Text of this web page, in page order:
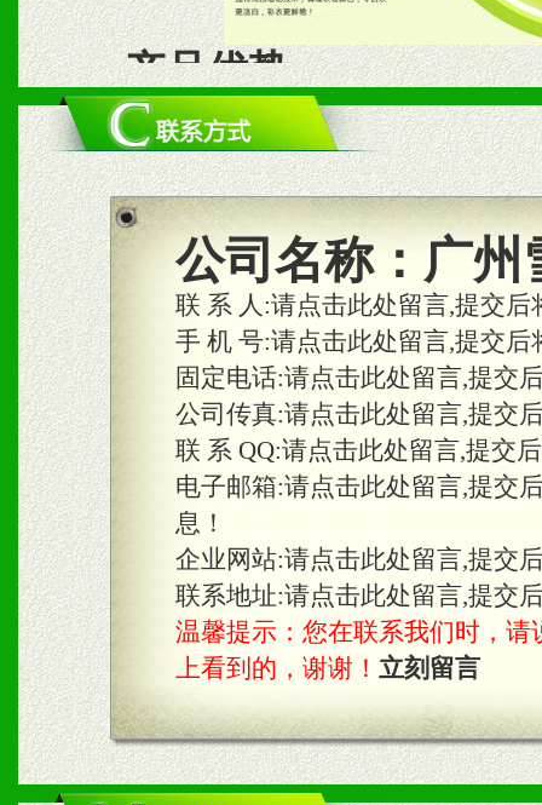
一、产品优势
1、个性化风格设计；档次
2、品种齐全、满足不同消
3、口碑好、品质高、确保
4、包装精细严密、拥有先
冒。
二、市场保护
1、统一市场价格；建立全
商利润。
2、区域独家经营；建立区
合作关系。
三、物料及媒体
公司名称： 广州
联 系 人:请点击此处留言,提交
手 机 号:请点击此处留言,提交
固定电话:请点击此处留言,提交
公司传真:请点击此处留言,提交
联 系 QQ:请点击此处留言,提交
电子邮箱:请点击此处留言,提交
息！
企业网站:请点击此处留言,提交
联系地址:请点击此处留言,提交
温馨提示：您在联系我们时，请
上看到的，谢谢！ 立刻留言